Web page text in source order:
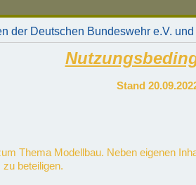
der Deutschen Bundeswehr e.V.
Stand
Thema Modellbau. Neben eigenen
beteiligen.